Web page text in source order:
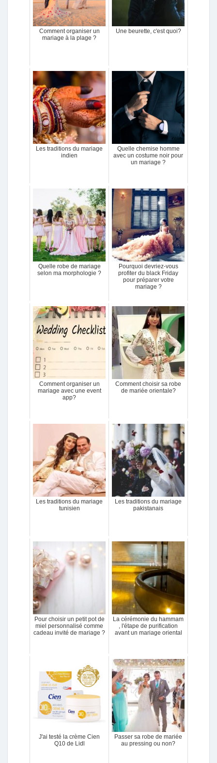
Comment organiser un
mariage à la plage ?
Une beurette, c'est quoi?
Les traditions du mariage
indien
Quelle chemise homme
avec un costume noir pour
un mariage ?
Quelle robe de mariage
selon ma morphologie ?
Pourquoi devriez-vous
profiter du black Friday
pour préparer votre
mariage ?
Comment organiser un
mariage avec une event
app?
Comment choisir sa robe
de mariée orientale?
Les traditions du mariage
tunisien
Les traditions du mariage
pakistanais
Pour choisir un petit pot de
miel personnalisé comme
cadeau invité de mariage ?
La cérémonie du hammam
, l'étape de purification
avant un mariage oriental
J'ai testé la crème Cien
Q10 de Lidl
Passer sa robe de mariée
au pressing ou non?